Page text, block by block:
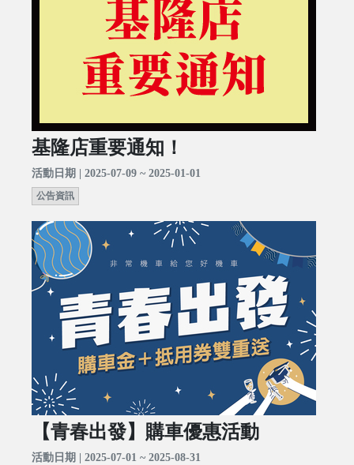
基隆店重要通知！
活動日期 | 2025-07-09 ~ 2025-01-01
公告資訊
【青春出發】購車優惠活動
活動日期 | 2025-07-01 ~ 2025-08-31